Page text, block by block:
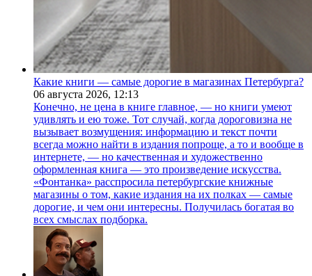
Какие книги — самые дорогие в магазинах Петербурга?
06 августа 2026, 12:13
Конечно, не цена в книге главное, — но книги умеют
удивлять и ею тоже. Тот случай, когда дороговизна не
вызывает возмущения: информацию и текст почти
всегда можно найти в издания попроще, а то и вообще в
интернете, — но качественная и художественно
оформленная книга — это произведение искусства.
«Фонтанка» расспросила петербургские книжные
магазины о том, какие издания на их полках — самые
дорогие, и чем они интересны. Получилась богатая во
всех смыслах подборка.